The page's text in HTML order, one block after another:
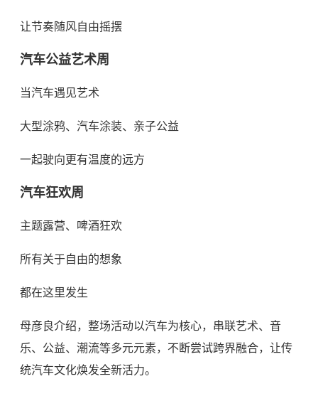
让节奏随风自由摇摆
汽车公益艺术周
当汽车遇见艺术
大型涂鸦、汽车涂装、亲子公益
一起驶向更有温度的远方
汽车狂欢周
主题露营、啤酒狂欢
所有关于自由的想象
都在这里发生
母彦良介绍，整场活动以汽车为核心，串联艺术、音
乐、公益、潮流等多元元素，不断尝试跨界融合，让传
统汽车文化焕发全新活力。